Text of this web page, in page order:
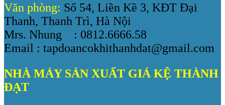
Văn phòng: Số 54, Liền Kề 3, KĐT Đại
Thanh, Thanh Trì, Hà Nội
Mrs. Nhung : 0812.6666.58
Email : tapdoancokhithanhdat@gmail.com
NHÀ MÁY SẢN XUẤT GIÁ KỆ THÀNH
ĐẠT